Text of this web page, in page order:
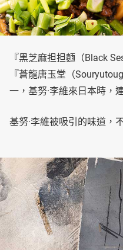
『黑芝麻担担麵（Black
『蒼龍唐玉堂（
一，基努·李維來日本時，
基努·李維被吸引的味道，